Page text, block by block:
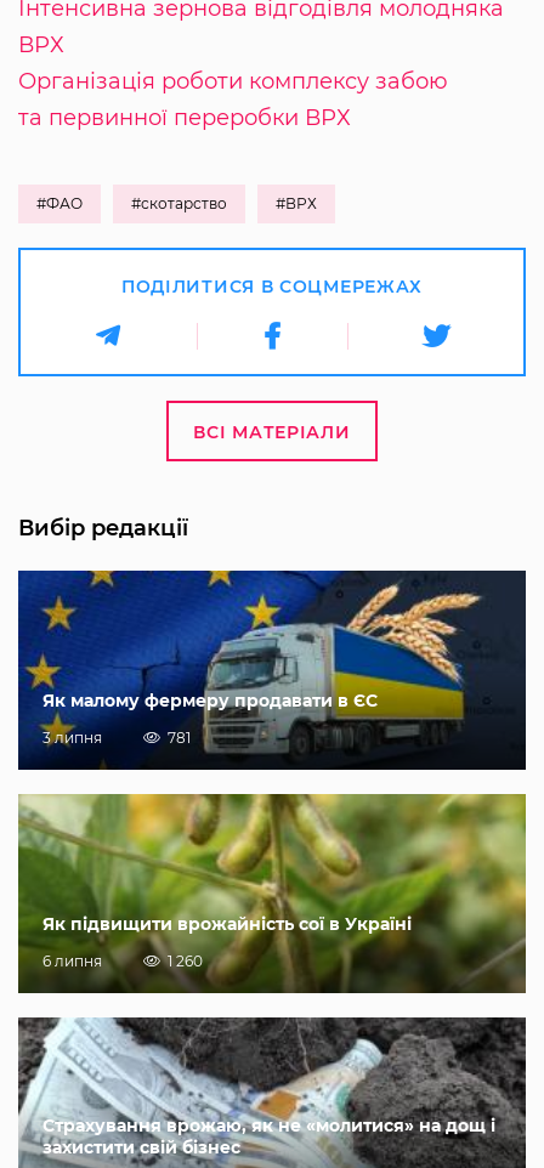
Інтенсивна зернова відгодівля молодняка
ВРХ
Організація роботи комплексу забою
та первинної переробки ВРХ
#ФАО #скотарство #ВРХ
ПОДІЛИТИСЯ В СОЦМЕРЕЖАХ
ВСІ МАТЕРІАЛИ
Вибір редакції
Як малому фермеру продавати в ЄС
3 липня 781
Як підвищити врожайність сої в Україні
6 липня 1 260
Страхування врожаю, як не «молитися» на дощ і
захистити свій бізнес